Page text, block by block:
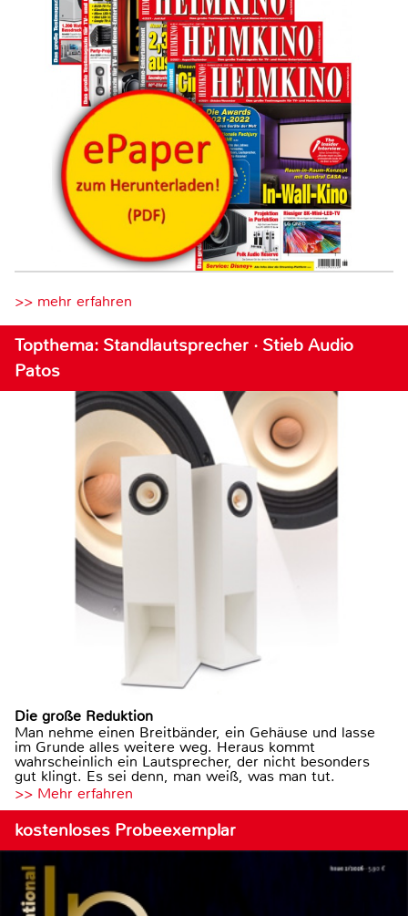
>> mehr erfahren
Topthema: Standlautsprecher · Stieb Audio
Patos
Die große Reduktion
Man nehme einen Breitbänder, ein Gehäuse und lasse
im Grunde alles weitere weg. Heraus kommt
wahrscheinlich ein Lautsprecher, der nicht besonders
gut klingt. Es sei denn, man weiß, was man tut.
>> Mehr erfahren
kostenloses Probeexemplar